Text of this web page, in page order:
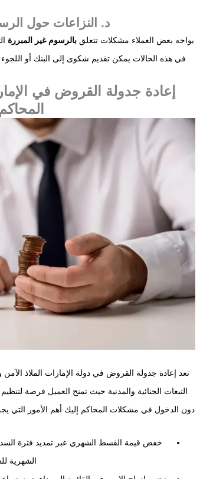
د. النزاعات حول
يواجه بعض العملاء مشكلات تتعلق بالرسوم غير المبررة
في هذه الحالات يمكن تقديم شكوى إلى البنك أو اللجوء
إعادة جدولة القروض في
المحاكم
تعد إعادة جدولة القروض في دولة الإمارات الملاذ
التبعات الجنائية والمدنية حيث تمنح العميل فرصة
دون الدخول في مشكلات المحاكم إليك أهم الأمور التي
خفض قيمة القسط الشهري عبر تمديد فترة
الشهرية